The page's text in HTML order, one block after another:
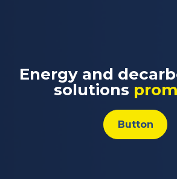
Energy and
solutions
Button